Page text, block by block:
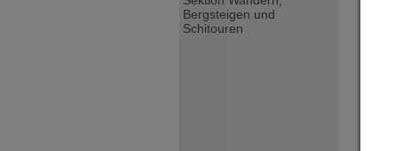
Bergsteigen und
Schitouren